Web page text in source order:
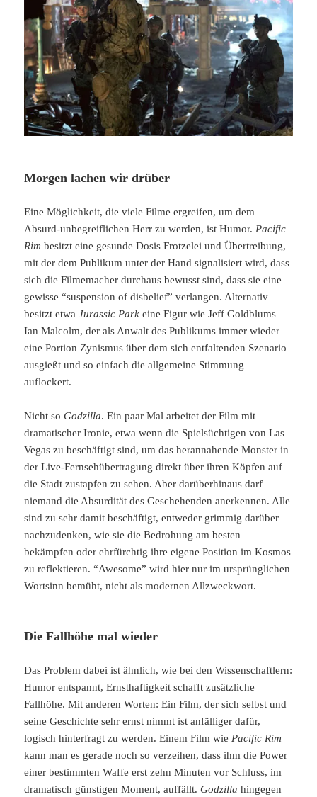
Morgen lachen wir drüber
Eine Möglichkeit, die viele Filme ergreifen, um dem
Absurd-unbegreiflichen Herr zu werden, ist Humor. Pacific
Rim besitzt eine gesunde Dosis Frotzelei und Übertreibung,
mit der dem Publikum unter der Hand signalisiert wird, dass
sich die Filmemacher durchaus bewusst sind, dass sie eine
gewisse “suspension of disbelief” verlangen. Alternativ
besitzt etwaJurassic Park eine Figur wie Jeff Goldblums
Ian Malcolm, der als Anwalt des Publikums immer wieder
eine Portion Zynismus über dem sich entfaltenden Szenario
ausgießt und so einfach die allgemeine Stimmung
auflockert.
Nicht soGodzilla. Ein paar Mal arbeitet der Film mit
dramatischer Ironie, etwa wenn die Spielsüchtigen von Las
Vegas zu beschäftigt sind, um das herannahende Monster in
der Live-Fernsehübertragung direkt über ihren Köpfen auf
die Stadt zustapfen zu sehen. Aber darüberhinaus darf
niemand die Absurdität des Geschehenden anerkennen. Alle
sind zu sehr damit beschäftigt, entweder grimmig darüber
nachzudenken, wie sie die Bedrohung am besten
bekämpfen oder ehrfürchtig ihre eigene Position im Kosmos
zu reflektieren. “Awesome” wird hier nurim ursprünglichen
Wortsinn bemüht, nicht als modernen Allzweckwort.
Die Fallhöhe mal wieder
Das Problem dabei ist ähnlich, wie bei den Wissenschaftlern:
Humor entspannt, Ernsthaftigkeit schafft zusätzliche
Fallhöhe. Mit anderen Worten: Ein Film, der sich selbst und
seine Geschichte sehr ernst nimmt ist anfälliger dafür,
logisch hinterfragt zu werden. Einem Film wie Pacific Rim
kann man es gerade noch so verzeihen, dass ihm die Power
einer bestimmten Waffe erst zehn Minuten vor Schluss, im
dramatisch günstigen Moment, auffällt.Godzilla hingegen